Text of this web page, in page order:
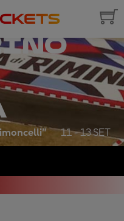
OF
11 - 13 SET